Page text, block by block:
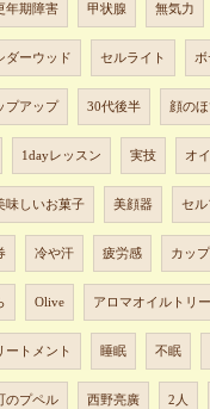
年期障害 甲状腺 無気力
ダーウッド セルライト ボ
プアップ 30代後半 顔のほ
1dayレッスン 実技 オ
味しいお菓子 美顔器 セル
冷や汗 疲労感 カッ
Olive アロマオイルトリ
ートメント 睡眠 不眠
のプペル 西野亮廣 2人